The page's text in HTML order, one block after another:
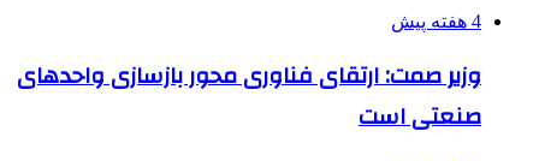
4 هفته پیش
وزیر صمت: ارتقای فناوری محور بازسازی واحدهای
صنعتی است